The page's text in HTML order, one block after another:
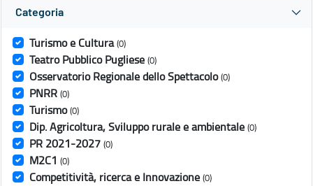
Categoria
Turismo e Cultura (0)
Teatro Pubblico Pugliese (0)
Osservatorio Regionale dello Spettacolo (0)
PNRR (0)
Turismo (0)
Dip. Agricoltura, Sviluppo rurale e ambientale (0)
PR 2021-2027 (0)
M2C1 (0)
Competitività, ricerca e Innovazione (0)